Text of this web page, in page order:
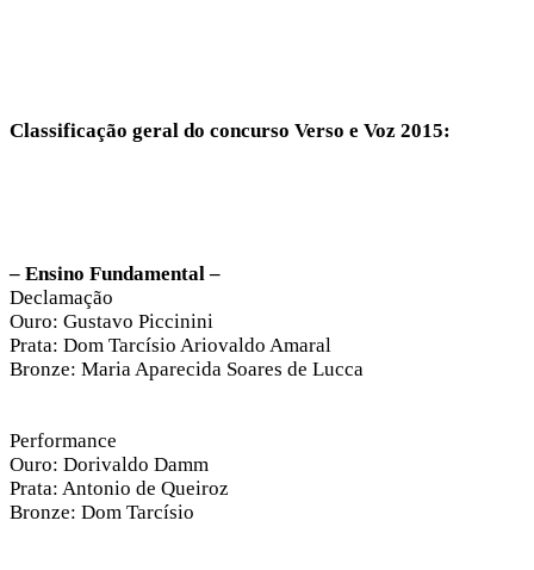
Classificação geral do concurso Verso e Voz 2015:
– Ensino Fundamental –
Declamação
Ouro: Gustavo Piccinini
Prata: Dom Tarcísio Ariovaldo Amaral
Bronze: Maria Aparecida Soares de Lucca
Performance
Ouro: Dorivaldo Damm
Prata: Antonio de Queiroz
Bronze: Dom Tarcísio